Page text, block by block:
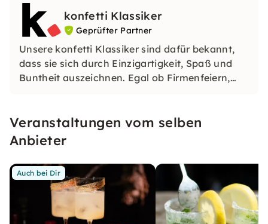
Lieblingsstücke, die Du im Alltag nutzen oder
verschenken kannst.
konfetti Klassiker
Geprüfter Partner
Unsere konfetti Klassiker sind dafür bekannt,
dass sie sich durch Einzigartigkeit, Spaß und
Buntheit auszeichnen. Egal ob Firmenfeiern,
erleben, welches Du so schnell nicht vergessen
wirst.
Veranstaltungen vom selben
Anbieter
Auch bei Dir